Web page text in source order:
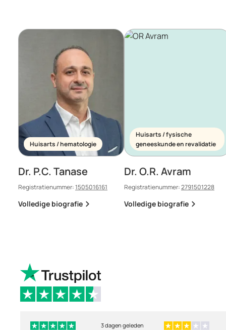
Huisarts / hematologie
Dr. P.C. Tanase
Registratienummer:1505016161
Volledige biografie
Huisarts / fysische
geneeskunde en revalidatie
Dr. O.R. Avram
Registratienummer:2791501228
Volledige biografie
3 dagen geleden